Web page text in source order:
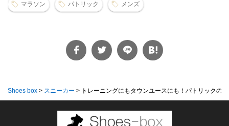
マラソン パトリック メンズ
Shoes box > スニーカー > トレーニングにもタウンユースにも！パトリックの...